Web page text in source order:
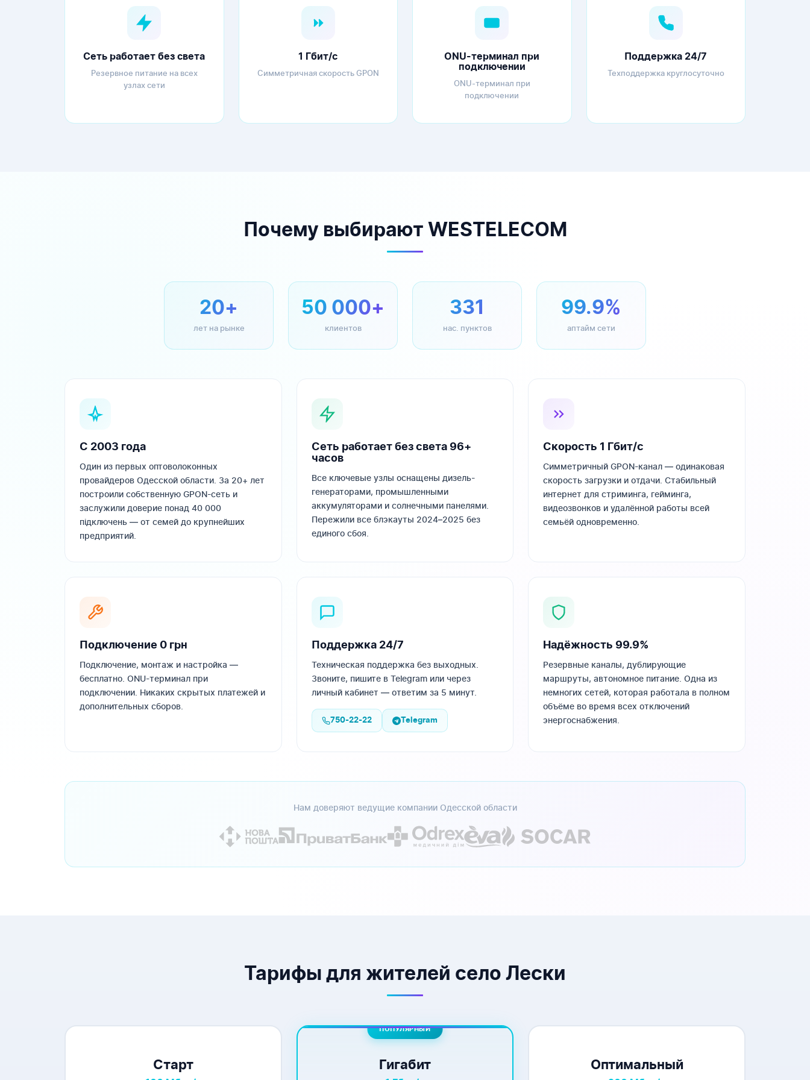
Сеть работает без света
Резервное питание на всех
узлах сети
1 Гбит/с
Симметричная скорость GPON
ONU-терминал при
подключении
ONU-терминал при
подключении
Поддержка 24/7
Техподдержка круглосуточно
Почему выбирают WESTELECOM
20+
лет на рынке
50 000+
клиентов
331
нас. пунктов
99.9%
аптайм сети
С 2003 года
Один из первых оптоволоконных
провайдеров Одесской области. За 20+ лет
построили собственную GPON-сеть и
заслужили доверие понад 40 000
підключень — от семей до крупнейших
предприятий.
Сеть работает без света 96+
часов
Все ключевые узлы оснащены дизель-
генераторами, промышленными
аккумуляторами и солнечными панелями.
Пережили все блэкауты 2024–2025 без
единого сбоя.
Скорость 1 Гбит/с
Симметричный GPON-канал — одинаковая
скорость загрузки и отдачи. Стабильный
интернет для стриминга, гейминга,
видеозвонков и удалённой работы всей
семьёй одновременно.
Подключение 0 грн
Подключение, монтаж и настройка —
бесплатно. ONU-терминал при
подключении. Никаких скрытых платежей и
дополнительных сборов.
Поддержка 24/7
Техническая поддержка без выходных.
Звоните, пишите в Telegram или через
личный кабинет — ответим за 5 минут.
750-22-22 Telegram
Надёжность 99.9%
Резервные каналы, дублирующие
маршруты, автономное питание. Одна из
немногих сетей, которая работала в полном
объёме во время всех отключений
энергоснабжения.
Нам доверяют ведущие компании Одесской области
Тарифы для жителей село Лески
Старт
ПОПУЛЯРНЫЙ
Гигабит Оптимальный